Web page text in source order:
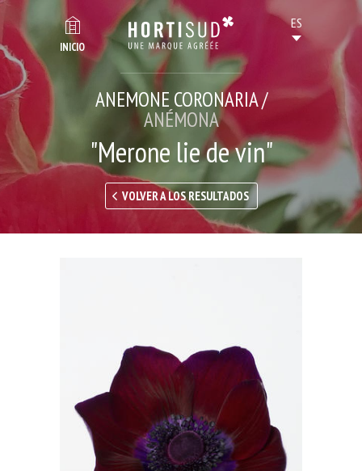
INICIO
ANEMONE CORONARIA /
ANÉMONA
"Merone lie de vin"
VOLVER A LOS RESULTADOS